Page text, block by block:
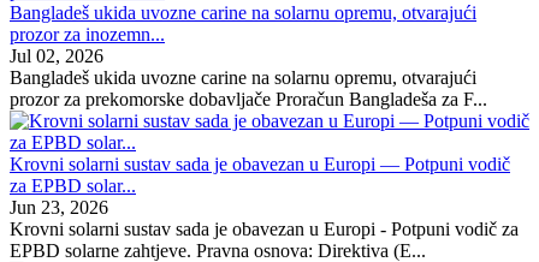
Bangladeš ukida uvozne carine na solarnu opremu, otvarajući
prozor za inozemn...
Jul 02, 2026
Bangladeš ukida uvozne carine na solarnu opremu, otvarajući
prozor za prekomorske dobavljače Proračun Bangladeša za F...
Krovni solarni sustav sada je obavezan u Europi — Potpuni vodič
za EPBD solar...
Jun 23, 2026
Krovni solarni sustav sada je obavezan u Europi - Potpuni vodič za
EPBD solarne zahtjeve. Pravna osnova: Direktiva (E...